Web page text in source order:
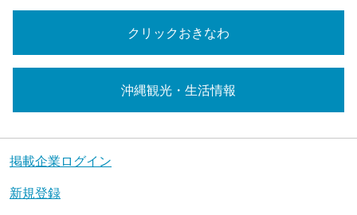
クリックおきなわ
沖縄観光・生活情報
掲載企業ログイン
新規登録